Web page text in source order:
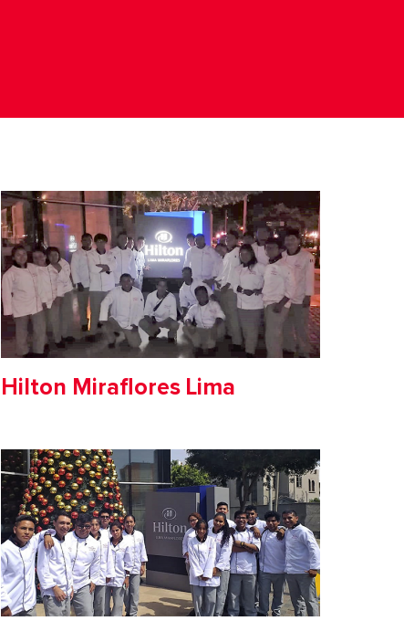
Hilton Miraflores Lima